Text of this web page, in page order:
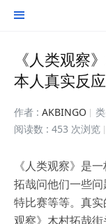

《人类观察
本人真实反应
作者 : AKBINGO
阅读数 : 453 次浏览
《人类观察》是
拓哉问他们一些
特比赛等等。真
观察》木村拓哉